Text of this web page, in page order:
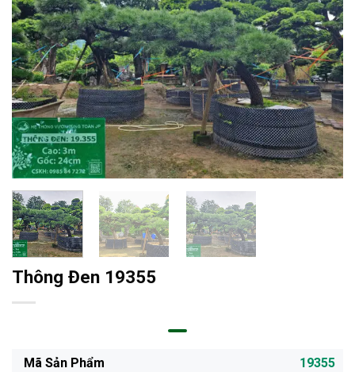
Thông Đen 19355
Mã Sản Phẩm
19355